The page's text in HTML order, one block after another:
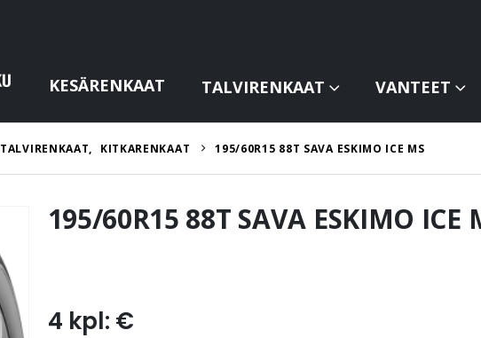
KESÄRENKAAT TALVIRENKAAT VANTEET
TALVIRENKAAT, KITKARENKAAT 195/60R15 88T SAVA ESKIMO ICE MS
195/60R15 88T SAVA ESKIMO ICE
4 kpl: €